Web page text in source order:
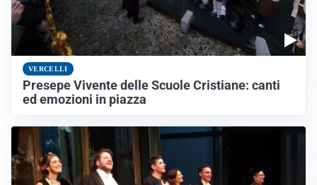
VERCELLI
Presepe Vivente delle Scuole Cristiane: canti
ed emozioni in piazza